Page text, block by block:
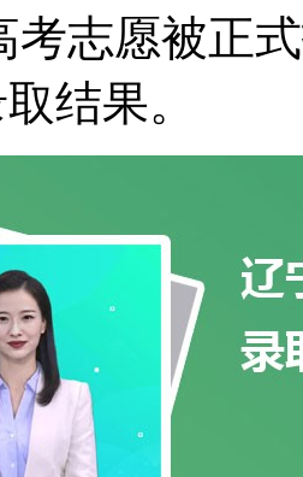
考志愿被正
结果。